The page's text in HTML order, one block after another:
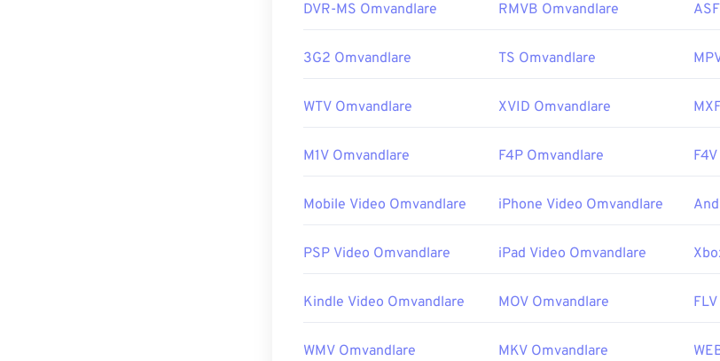
DVR-MS Omvandlare RMVB Omvandlare
3G2 Omvandlare TS Omvandlare
WTV Omvandlare XVID Omvandlare
M1V Omvandlare F4P Omvandlare
Mobile Video Omvandlare iPhone Video Omvandlare
PSP Video Omvandlare iPad Video Omvandlare
Kindle Video Omvandlare MOV Omvandlare
WMV Omvandlare MKV Omvandlare